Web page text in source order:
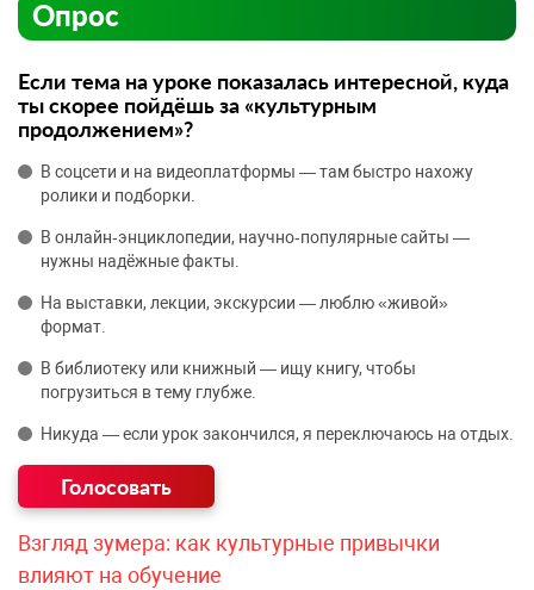
Опрос
Если тема на уроке показалась интересной, куда
ты скорее пойдёшь за «культурным
продолжением»?
В соцсети и на видеоплатформы — там быстро нахожу
ролики и подборки.
В онлайн‑энциклопедии, научно‑популярные сайты —
нужны надёжные факты.
На выставки, лекции, экскурсии — люблю «живой»
формат.
В библиотеку или книжный — ищу книгу, чтобы
погрузиться в тему глубже.
Никуда — если урок закончился, я переключаюсь на отдых.
Взгляд зумера: как культурные привычки
влияют на обучение